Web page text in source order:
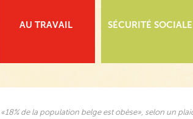
AU TRAVAIL SÉCURITÉ SOCIALE
de la population belge est obèse», selon un